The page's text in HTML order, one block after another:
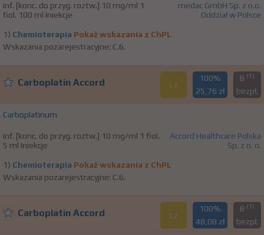
inf. [konc. do przyg. roztw.] 10 mg/ml 1
fiol. 100 ml Iniekcje
medac GmbH Sp. z o.o.
Oddział w Polsce
1) Chemioterapia Pokaż wskazania z ChPL
Wskazania pozarejestracyjne: C.6.
Carboplatin Accord Lz
100%
25,76 zł
B (1)
bezpł.
Carboplatinum
inf. [konc. do przyg. roztw.] 10 mg/ml 1 fiol.
5 ml Iniekcje
Accord Healthcare Polska
Sp. z o. o.
1) Chemioterapia Pokaż wskazania z ChPL
Wskazania pozarejestracyjne: C.6.
Carboplatin Accord Lz
100%
48,08 zł
B (1)
bezpł.